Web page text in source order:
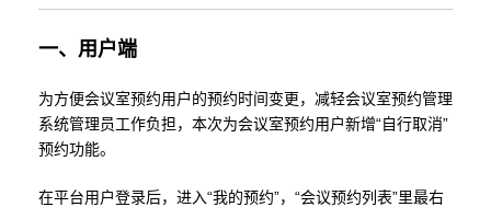
一、用户端
为方便会议室预约用户的预约时间变更，减轻会议室预约管理
系统管理员工作负担，本次为会议室预约用户新增“自行取消”
预约功能。
在平台用户登录后，进入“我的预约”，“会议预约列表”里最右